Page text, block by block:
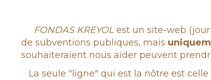
Rubrique
FONDAS KREYOL est un site-web
de subventions publiques, mais
souhaiteraient nous aider peuvent
La seule "ligne" qui est la nôtre est